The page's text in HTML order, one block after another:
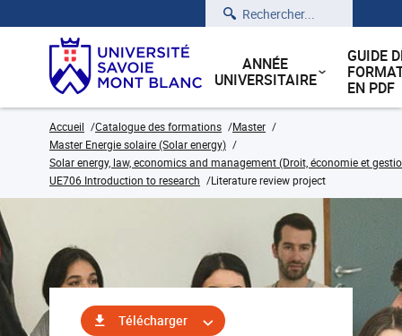
Rechercher
ANNÉE
UNIVERSITAIRE
GUIDE
EN PDF
Accueil Catalogue des formations
Master
Master Energie solaire (Solar energy)
Solar energy, law, economics and management (Droit, économie et
UE706 Introduction to research
Literature review project
Télécharger